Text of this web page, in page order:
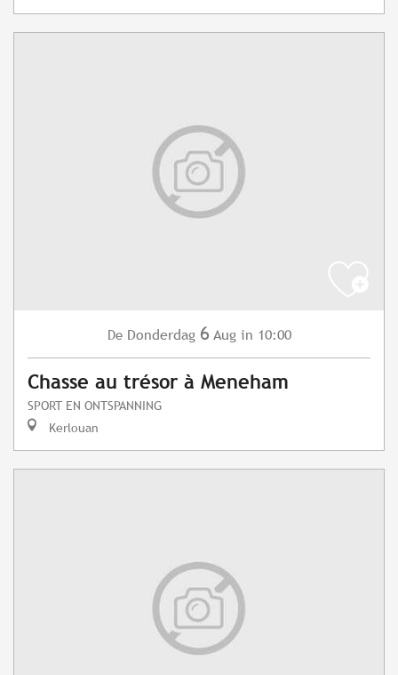
De Donderdag 6 Aug in 10:00
Chasse au trésor à Meneham
SPORT EN ONTSPANNING
Kerlouan